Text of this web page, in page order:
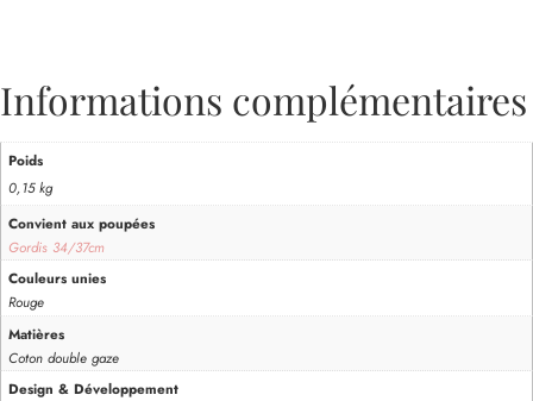
Informations complémentaires
Poids
0,15 kg
Convient aux poupées
Gordis 34/37cm
Couleurs unies
Rouge
Matières
Coton double gaze
Design & Développement